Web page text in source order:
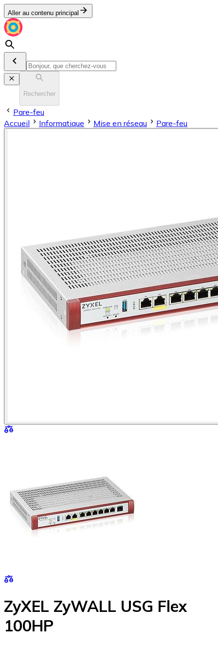
Aller au contenu principal
Rechercher
Pare-feu
Accueil
Informatique Mise en réseau Pare-feu
ZyXEL ZyWALL USG Flex
100HP